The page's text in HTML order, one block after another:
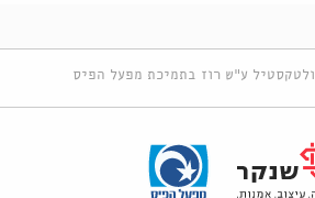
ולטקסטיל ע"ש רוז בתמיכת מפעל הפיס